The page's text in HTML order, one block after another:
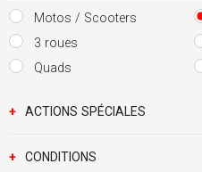
Motos / Scooters
3 roues
Quads
+ ACTIONS SPÉCIALES
+ CONDITIONS